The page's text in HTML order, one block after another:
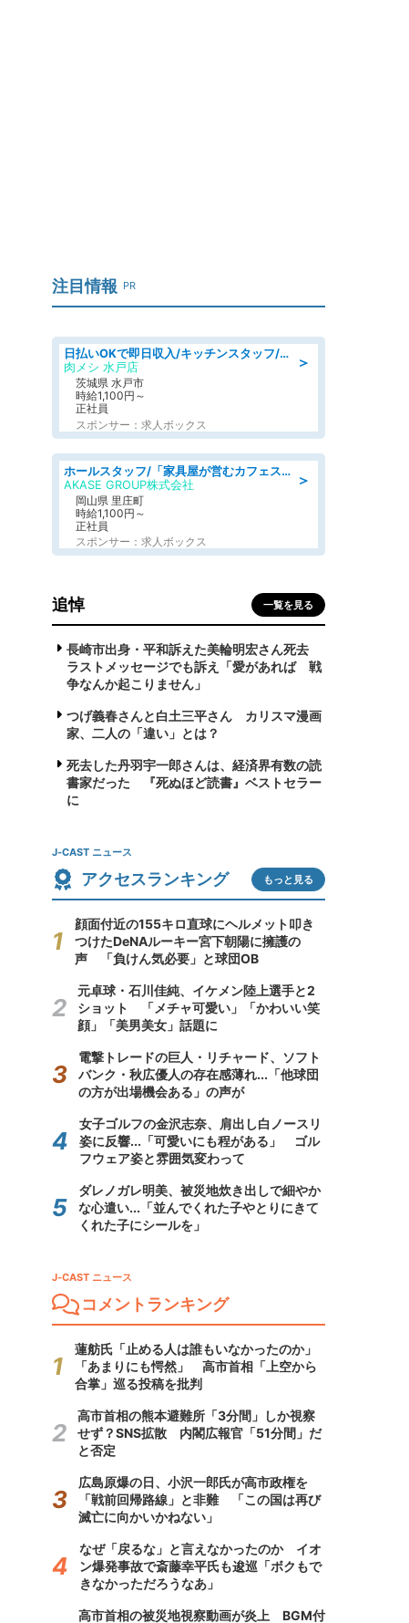
注目情報 PR
＞
日払いOKで即日収入/キッチンスタッフ/「原付免許必須」デリバリー業務など、自己成長可能な幅広い仕事に挑戦!髪型自由&ピアス・ネイルOK/茨城県/水戸市
肉メシ 水戸店
茨城県 水戸市
時給1,100円～
正社員
スポンサー：求人ボックス
＞
ホールスタッフ/「家具屋が営むカフェスタッフ!」週2日～OK!嬉しいまかない付き/岡山県/浅口郡里庄町
AKASE GROUP株式会社
岡山県 里庄町
時給1,100円～
正社員
スポンサー：求人ボックス
追悼 一覧を見る
長崎市出身・平和訴えた美輪明宏さん死去
ラストメッセージでも訴え「愛があれば 戦
争なんか起こりません」
つげ義春さんと白土三平さん カリスマ漫画
家、二人の「違い」とは？
死去した丹羽宇一郎さんは、経済界有数の読
書家だった 『死ぬほど読書』ベストセラー
に
J-CAST ニュース
アクセスランキング もっと見る
顔面付近の155キロ直球にヘルメット叩き
つけたDeNAルーキー宮下朝陽に擁護の
声 「負けん気必要」と球団OB
元卓球・石川佳純、イケメン陸上選手と2
ショット 「メチャ可愛い」「かわいい笑
顔」「美男美女」話題に
電撃トレードの巨人・リチャード、ソフト
バンク・秋広優人の存在感薄れ...「他球団
の方が出場機会ある」の声が
女子ゴルフの金沢志奈、肩出し白ノースリ
姿に反響...「可愛いにも程がある」 ゴル
フウェア姿と雰囲気変わって
ダレノガレ明美、被災地炊き出しで細やか
な心遣い...「並んでくれた子やとりにきて
くれた子にシールを」
J-CAST ニュース
コメントランキング
蓮舫氏「止める人は誰もいなかったのか」
「あまりにも愕然」 高市首相「上空から
合掌」巡る投稿を批判
高市首相の熊本避難所「3分間」しか視察
せず？SNS拡散 内閣広報官「51分間」だ
と否定
広島原爆の日、小沢一郎氏が高市政権を
「戦前回帰路線」と非難 「この国は再び
滅亡に向かいかねない」
なぜ「戻るな」と言えなかったのか イオ
ン爆発事故で斎藤幸平氏も逡巡「ボクもで
きなかっただろうなあ」
高市首相の被災地視察動画が炎上 BGM付